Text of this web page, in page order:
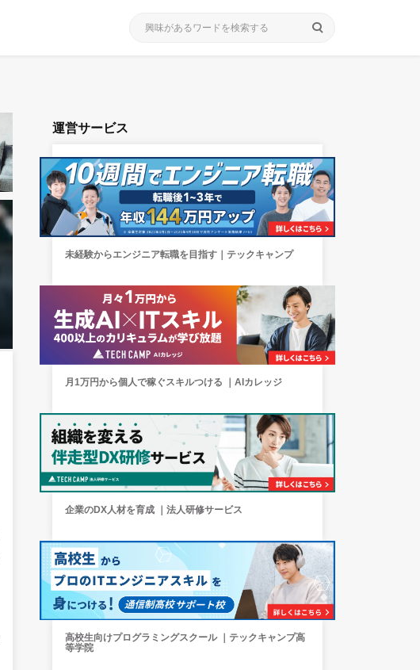
search
運営サービス
未経験からエンジニア転職を目指す｜テックキャンプ
月1万円から個人で稼ぐスキルつける ｜AIカレッジ
企業のDX人材を育成 ｜法人研修サービス
高校生向けプログラミングスクール ｜テックキャンプ高
等学院